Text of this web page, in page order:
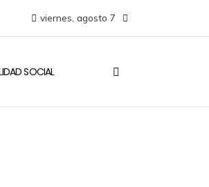
viernes, agosto 7
SOCIAL